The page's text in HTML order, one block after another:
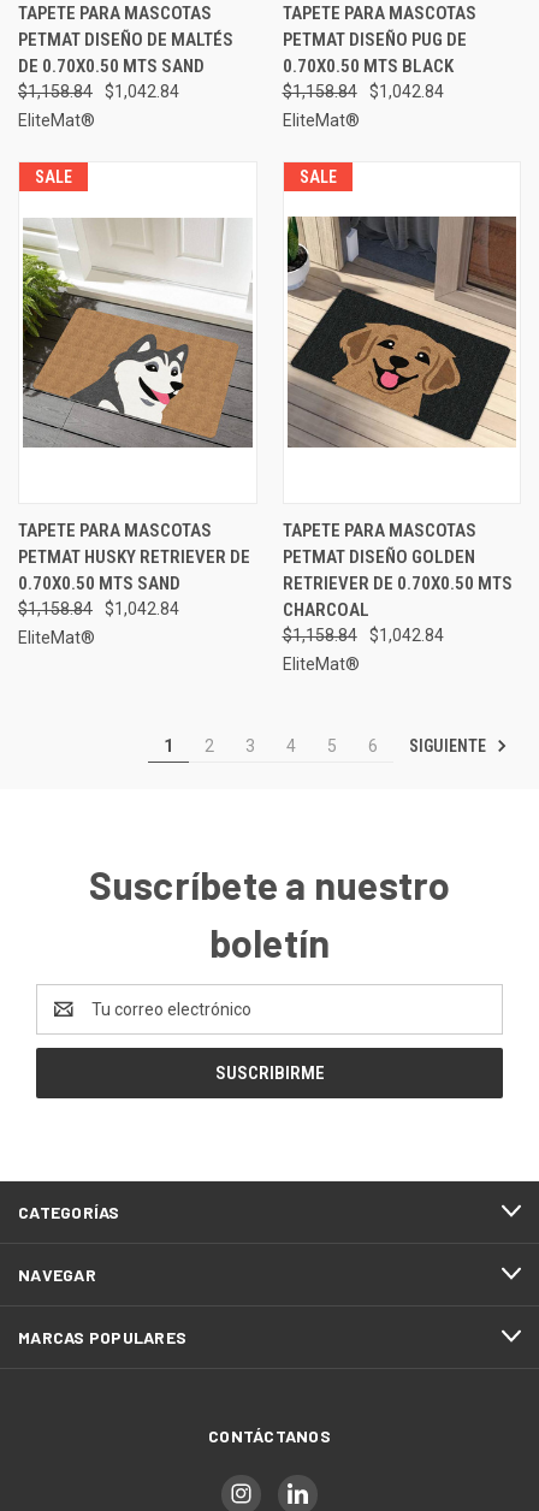
TAPETE PARA MASCOTAS
PETMAT DISEÑO DE MALTÉS
DE 0.70X0.50 MTS SAND
$1,158.84
$1,042.84
EliteMat®
TAPETE PARA MASCOTAS
PETMAT DISEÑO PUG DE
0.70X0.50 MTS BLACK
$1,158.84
$1,042.84
EliteMat®
SALE
TAPETE PARA MASCOTAS
PETMAT HUSKY RETRIEVER DE
0.70X0.50 MTS SAND
$1,158.84
$1,042.84
EliteMat®
SALE
TAPETE PARA MASCOTAS
PETMAT DISEÑO GOLDEN
RETRIEVER DE 0.70X0.50 MTS
CHARCOAL
$1,158.84
$1,042.84
EliteMat®
1 2 3 4 5 6 SIGUIENTE
Suscríbete a nuestro
boletín
de
correo
CATEGORÍAS
NAVEGAR
MARCAS POPULARES
CONTÁCTANOS